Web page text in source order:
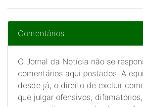
Comentários
O Jornal da Notícia não se
comentários aqui postados. A
desde já, o direito de excluir
que julgar ofensivos,